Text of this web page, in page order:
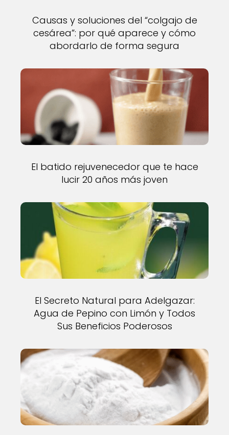
Causas y soluciones del “colgajo de
cesárea”: por qué aparece y cómo
abordarlo de forma segura
El batido rejuvenecedor que te hace
lucir 20 años más joven
El Secreto Natural para Adelgazar:
Agua de Pepino con Limón y Todos
Sus Beneficios Poderosos